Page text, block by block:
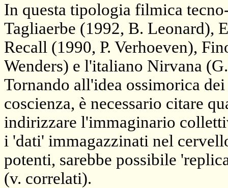
In questa tipologia filmica
Tagliaerbe (1992, B. Leonard),
Recall (1990, P. Verhoeven),
Wenders) e l'italiano Nirvana
Tornando all'idea ossimorica
coscienza, è necessario citare
indirizzare l'immaginario
i 'dati' immagazzinati nel
potenti, sarebbe possibile
(v. correlati).